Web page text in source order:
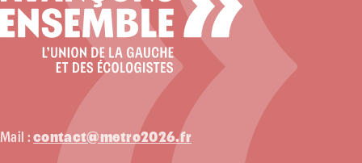
Mail :contact@metro2026.fr